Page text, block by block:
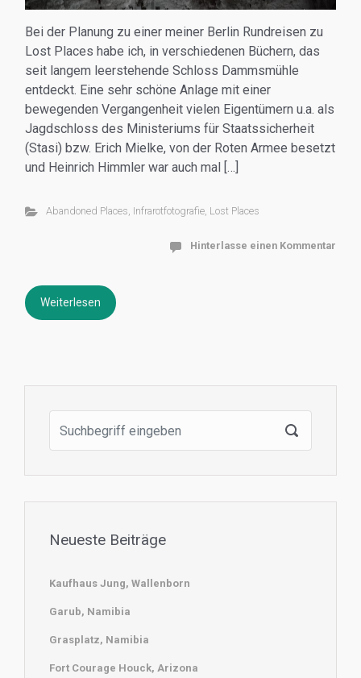
Bei der Planung zu einer meiner Berlin Rundreisen zu
Lost Places habe ich, in verschiedenen Büchern, das
seit langem leerstehende Schloss Dammsmühle
entdeckt. Eine sehr schöne Anlage mit einer
bewegenden Vergangenheit vielen Eigentümern u.a. als
Jagdschloss des Ministeriums für Staatssicherheit
(Stasi) bzw. Erich Mielke, von der Roten Armee besetzt
und Heinrich Himmler war auch mal […]
Abandoned Places, Infrarotfotografie, Lost Places
Hinterlasse einen Kommentar
Weiterlesen
Neueste Beiträge
Kaufhaus Jung, Wallenborn
Garub, Namibia
Grasplatz, Namibia
Fort Courage Houck, Arizona